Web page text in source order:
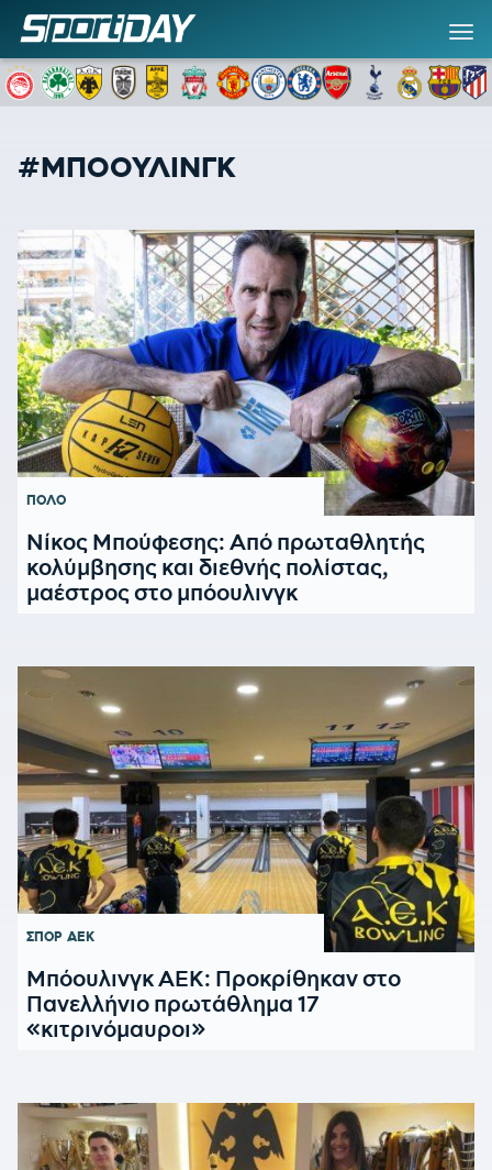
#ΜΠΟΟΥΛΙΝΓΚ
ΠΟΛΟ
Νίκος Μπούφεσης: Από πρωταθλητής
κολύμβησης και διεθνής πολίστας,
μαέστρος στο μπόουλινγκ
ΣΠΟΡ ΑΕΚ
Μπόουλινγκ ΑΕΚ: Προκρίθηκαν στο
Πανελλήνιο πρωτάθλημα 17
«κιτρινόμαυροι»